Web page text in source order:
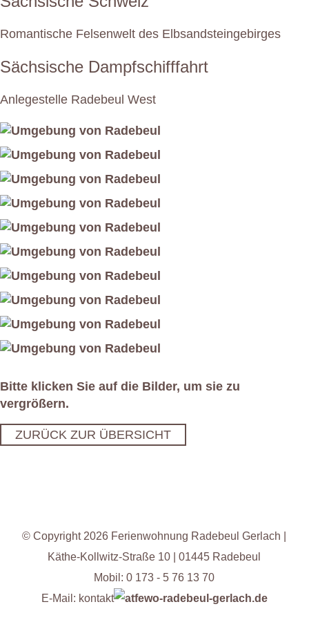
Romantische Felsenwelt des Elbsandsteingebirges
Sächsische Dampfschifffahrt
Anlegestelle Radebeul West
Bitte klicken Sie auf die Bilder, um sie zu
vergrößern.
ZURÜCK ZUR ÜBERSICHT
© Copyright 2026 Ferienwohnung Radebeul Gerlach |
Käthe-Kollwitz-Straße 10 | 01445 Radebeul
Mobil: 0 173 - 5 76 13 70
E-Mail: kontakt
fewo-radebeul-gerlach.de